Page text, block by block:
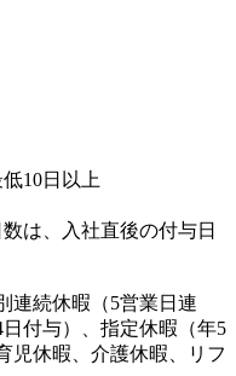
10日以上
は、入社直後の付与日
連続休暇（5営業日連
付与）、指定休暇（年5
児休暇、介護休暇、リフ